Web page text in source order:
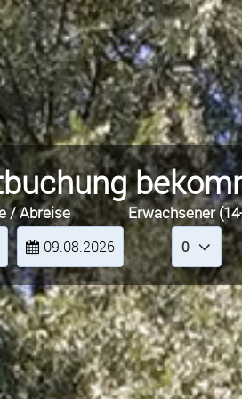
/ Abreise
09.08.2026
Erwachsener